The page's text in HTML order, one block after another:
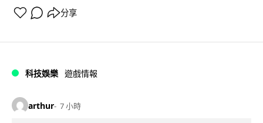
分享
科技娛樂 遊戲情報
arthur 7 小時